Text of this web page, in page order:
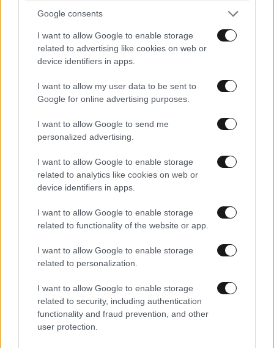
Google consents
I want to allow Google to enable storage
related to advertising like cookies on web or
device identifiers in apps.
I want to allow my user data to be sent to
Google for online advertising purposes.
I want to allow Google to send me
personalized advertising.
I want to allow Google to enable storage
related to analytics like cookies on web or
device identifiers in apps.
I want to allow Google to enable storage
related to functionality of the website or app.
I want to allow Google to enable storage
related to personalization.
I want to allow Google to enable storage
related to security, including authentication
functionality and fraud prevention, and other
user protection.
Οι 5 ασκήσεις που πρέπει να κάνετε για μια ζωή
με δύναμη και αυτονομία – Ένα απλό αλλά